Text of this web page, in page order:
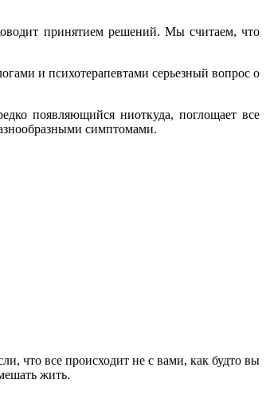
принятием решений. Мы считаем, что
и психотерапевтами серьезный вопрос о
появляющийся ниоткуда, поглощает все
симптомами.
что все происходит не с вами, как будто вы
жить.